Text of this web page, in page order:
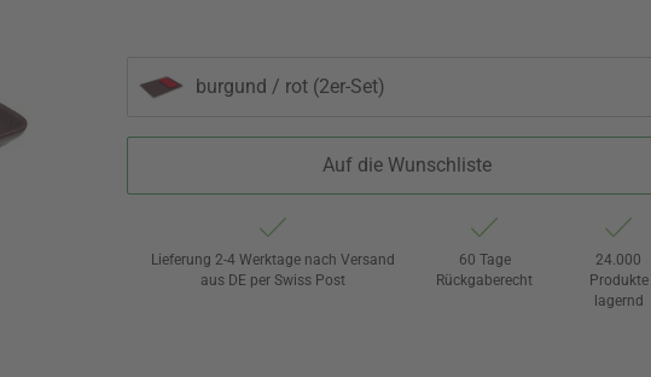
burgund / rot (2er-Set)
Auf die Wunschliste
Lieferung 2-4 Werktage nach Versand
aus DE per Swiss Post
60 Tage
Rückgaberecht
24.000
Produkte
lagernd